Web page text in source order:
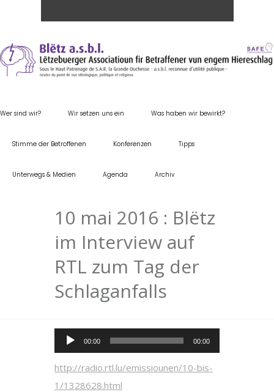
Wer sind wir? Wir setzen uns ein Was haben wir bewirkt?
Stimme der Betroffenen Konferenzen Tipps
Unterwegs & Medien Agenda Archiv
10 mai 2016 : Blëtz
im Interview auf
RTL zum Tag der
Schlaganfalls
Audio-
Player
00:00 00:00
http://radio.rtl.lu/emissiounen/10-bis-
1/1328628.html